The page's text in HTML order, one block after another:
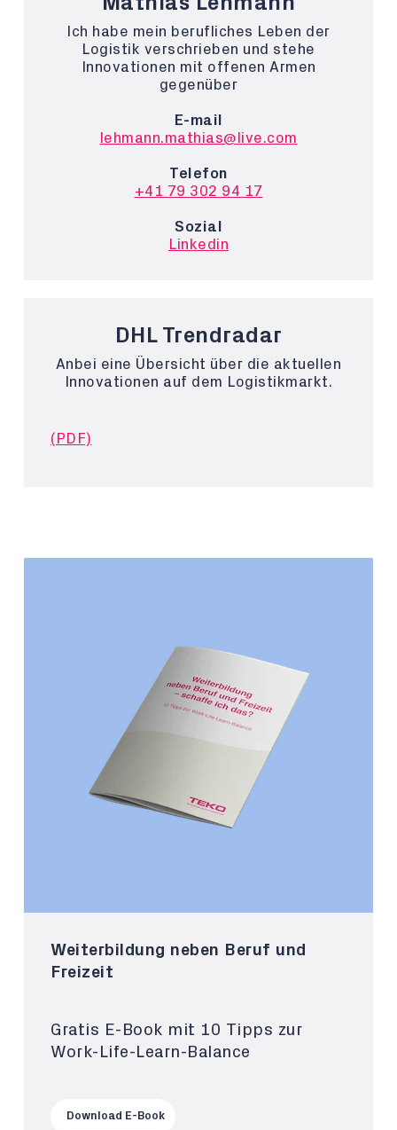
Ich habe mein berufliches Leben der
Logistik verschrieben und stehe
Innovationen mit offenen Armen
gegenüber
E-mail
lehmann.mathias@live.com
Telefon
+41 79 302 94 17
Sozial
Linkedin
DHL Trendradar
Anbei eine Übersicht über die aktuellen
Innovationen auf dem Logistikmarkt.
(PDF)
Weiterbildung neben Beruf und
Freizeit
Gratis E-Book mit 10 Tipps zur
Work-Life-Learn-Balance
Download E-Book